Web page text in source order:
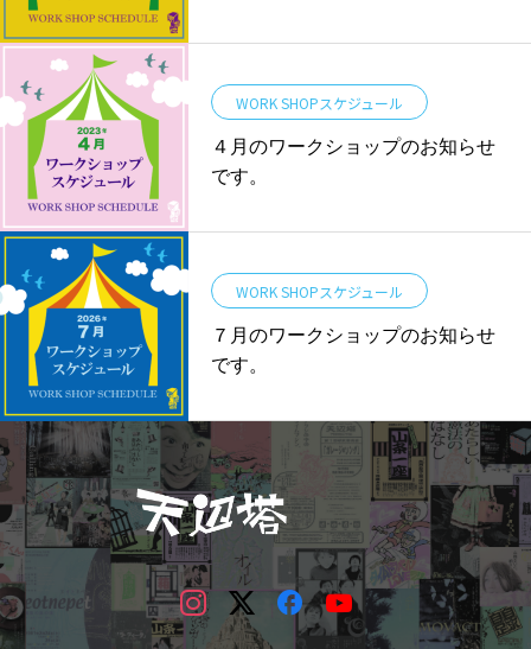
WORK SHOPスケジュール
４月のワークショップのお知らせ
です。
WORK SHOPスケジュール
７月のワークショップのお知らせ
です。